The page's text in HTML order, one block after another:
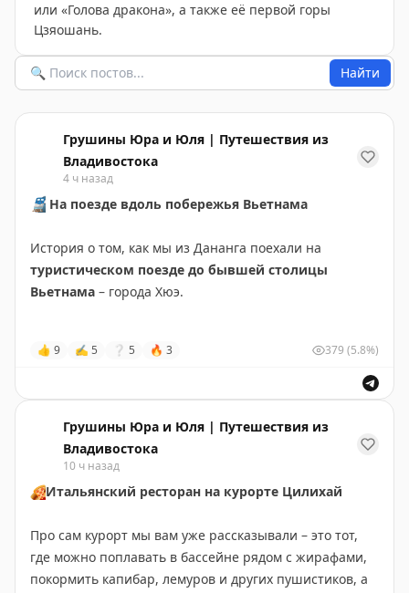
или «Голова дракона», а также её первой горы
Цзяошань.
Найти
Грушины Юра и Юля | Путешествия из
Владивостока
4 ч назад
🚆 На поезде вдоль побережья Вьетнама
История о том, как мы из Дананга поехали на
туристическом поезде до бывшей столицы
Вьетнама – города Хюэ.
И это было вау! Мало того, что виды за окном
своя развлекательная программа была. Концерт в
вагоне-ресторане, народные песниХюэ– пока ехали
успели и потанцевать, и позавтракать, и восхититься
красотой за окнами.
чтобы попасть именно натуристическийнужно
искать в расписании номера с обозначениемHD– это
специальные составы с обзорными вагонами и
👍 9 ✍ 5 ❔ 5 🔥 3 379 (5.8%)
Грушины Юра и Юля | Путешествия из
Владивостока
10 ч назад
🍕Итальянский ресторан на курорте Цилихай
Про сам курорт мы вам уже рассказывали – это тот,
где можно поплавать в бассейне рядом с жирафами,
покормить капибар, лемуров и других пушистиков, а